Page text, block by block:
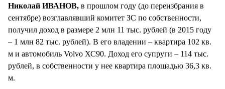
Николай ИВАНОВ, в прошлом году (до переизбрания в
сентябре) возглавлявший комитет ЗС по собственности,
получил доход в размере 2 млн 11 тыс. рублей (в 2015 году
– 1 млн 82 тыс. рублей). В его владении – квартира 102 кв.
м и автомобиль Volvo ХС90. Доход его супруги – 114 тыс.
рублей, в собственности у нее квартира площадью 36,3 кв.
м.